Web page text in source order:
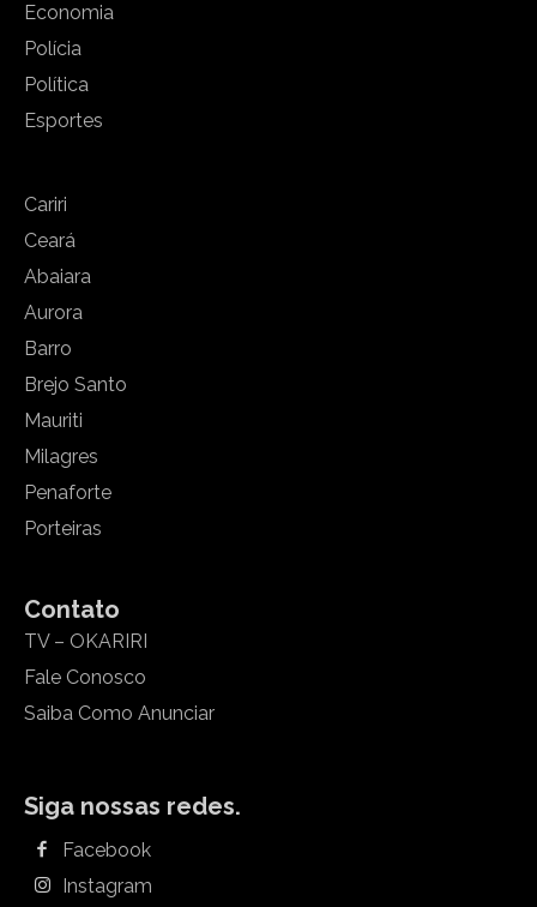
Economia
Polícia
Política
Esportes
Cariri
Ceará
Abaiara
Aurora
Barro
Brejo Santo
Mauriti
Milagres
Penaforte
Porteiras
Contato
TV – OKARIRI
Fale Conosco
Saiba Como Anunciar
Siga nossas redes.
Facebook
Instagram